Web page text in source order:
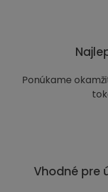
Ponúkame
Vhodné pre